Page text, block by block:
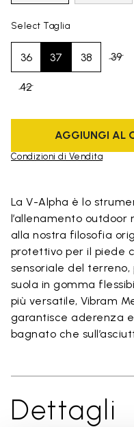
Select Taglia
36 37 38 39
42
AGGIUNGI AL
Condizioni di Vendita
La V-Alpha è lo
l’allenamento outdoor
alla nostra filosofia
protettivo per il piede
sensoriale del
suola in gomma
più versatile, Vibram
garantisce aderenza
bagnato che
Dettagli